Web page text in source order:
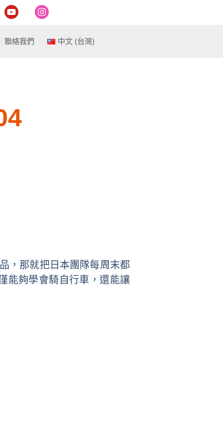
Y
o
t
u
I
n
聯絡我們 中文 (台灣)
，那就把日本團隊每周末都
能夠學會騎自行車，還能讓